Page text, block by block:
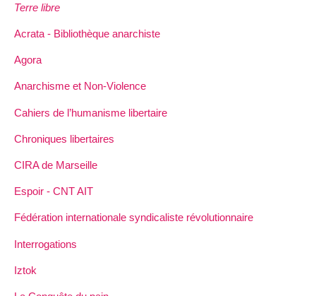
Terre libre
Acrata - Bibliothèque anarchiste
Agora
Anarchisme et Non-Violence
Cahiers de l’humanisme libertaire
Chroniques libertaires
CIRA de Marseille
Espoir - CNT AIT
Fédération internationale syndicaliste révolutionnaire
Interrogations
Iztok